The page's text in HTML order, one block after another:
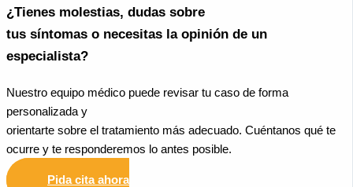
¿Tienes molestias, dudas sobre
tus síntomas o necesitas la opinión de un
especialista?
Nuestro equipo médico puede revisar tu caso de forma
personalizada y
orientarte sobre el tratamiento más adecuado. Cuéntanos qué te
ocurre y te responderemos lo antes posible.
Pida cita ahora